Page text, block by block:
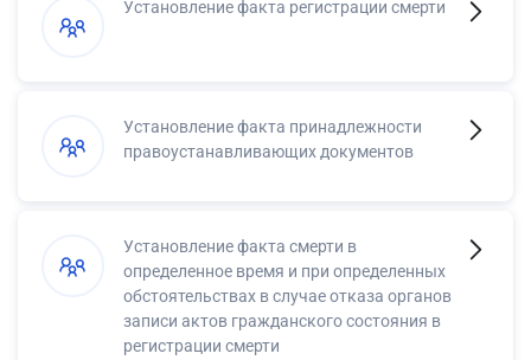
Установление факта регистрации смерти
Установление факта принадлежности
правоустанавливающих документов
Установление факта смерти в
определенное время и при определенных
обстоятельствах в случае отказа органов
записи актов гражданского состояния в
регистрации смерти